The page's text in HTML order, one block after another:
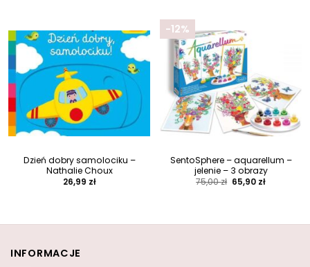
Dzień dobry samolociku –
Nathalie Choux
26,99 zł
-12%
SentoSphere – aquarellum –
jelenie – 3 obrazy
75,00zł Pierwotna
cena
65,90 złAktualna
INFORMACJE